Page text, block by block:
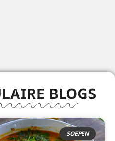
BLOGS
SOEPEN